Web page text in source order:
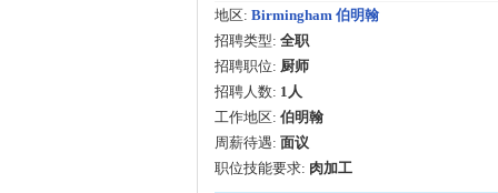
地区: Birmingham 伯明翰
招聘类型: 全职
招聘职位: 厨师
招聘人数: 1人
工作地区: 伯明翰
周薪待遇: 面议
职位技能要求: 肉加工